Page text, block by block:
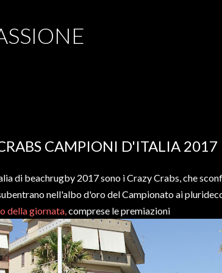
CAMPIONI D'ITALIA 2017
di beachrugby 2017 sono i Crazy Crabs, che
nell'albo d'oro del Campionato ai
della giornata,comprese le premiazioni